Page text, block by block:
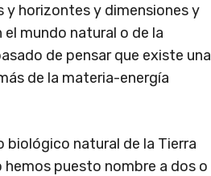
y horizontes y dimensiones y
mundo natural o de la
de pensar que existe una
de la materia-energía
biológico natural de la Tierra
hemos puesto nombre a dos o